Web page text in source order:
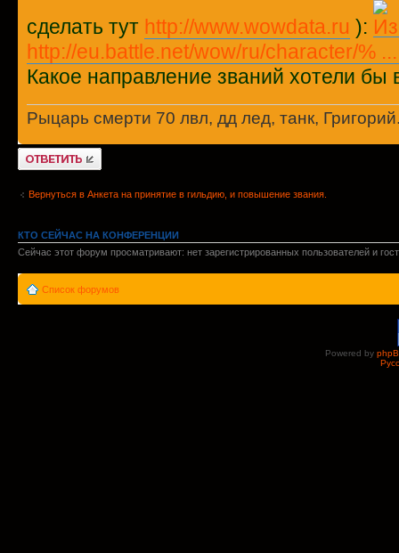
сделать тут http://www.wowdata.ru ):
http://eu.battle.net/wow/ru/character/%
Какое направление званий хотели
Рыцарь смерти 70 лвл, дд лед, танк,
Ответить
Вернуться в Анкета на принятие в гильдию, и повышение звания.
КТО СЕЙЧАС НА КОНФЕРЕНЦИИ
Сейчас этот форум просматривают: нет зарегистрированных пользователей и
Список форумов
Powered by